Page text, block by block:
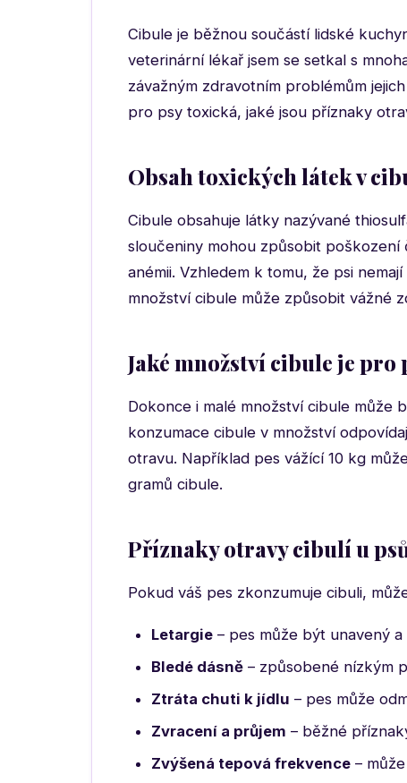
Cibule je běžnou součástí lidské
veterinární lékař jsem se setkal s
závažným zdravotním problémům
pro psy toxická, jaké jsou příznaky
Obsah toxických látek v
Cibule obsahuje látky nazývané
sloučeniny mohou způsobit
anémii. Vzhledem k tomu, že psi
množství cibule může způsobit vážné
Jaké množství cibule je pro
Dokonce i malé množství cibule může
konzumace cibule v množství
otravu. Například pes vážící 10 kg
gramů cibule.
Příznaky otravy cibulí u
Pokud váš pes zkonzumuje cibuli,
Letargie – pes může být unavený a
Bledé dásně – způsobené nízkým
Ztráta chuti k jídlu – pes může
Zvracení a průjem – běžné
Zvýšená tepová frekvence –